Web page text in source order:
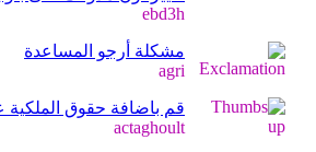
ebd3h
مشكلة أرجو المساعدة
agri
قم باضافة حقوق
actaghoult